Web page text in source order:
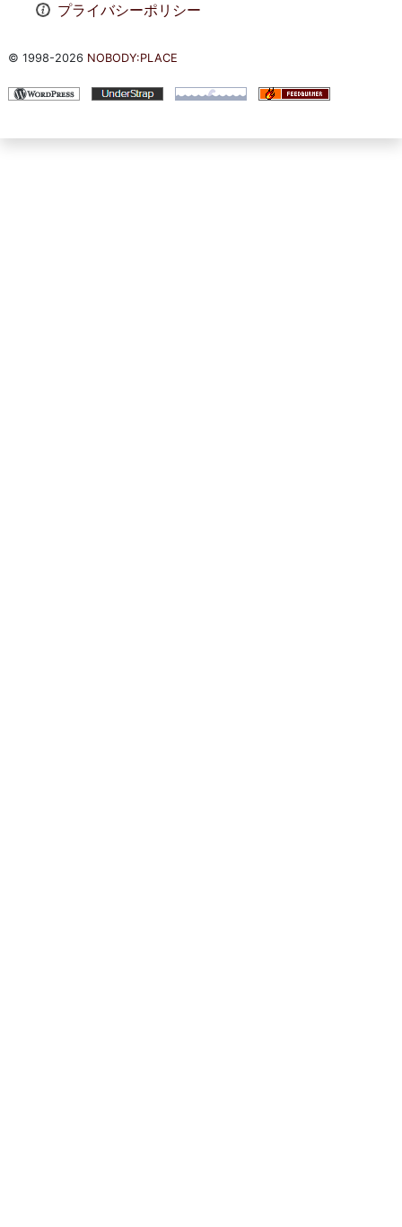
プライバシーポリシー
© 1998-2026 NOBODY:PLACE